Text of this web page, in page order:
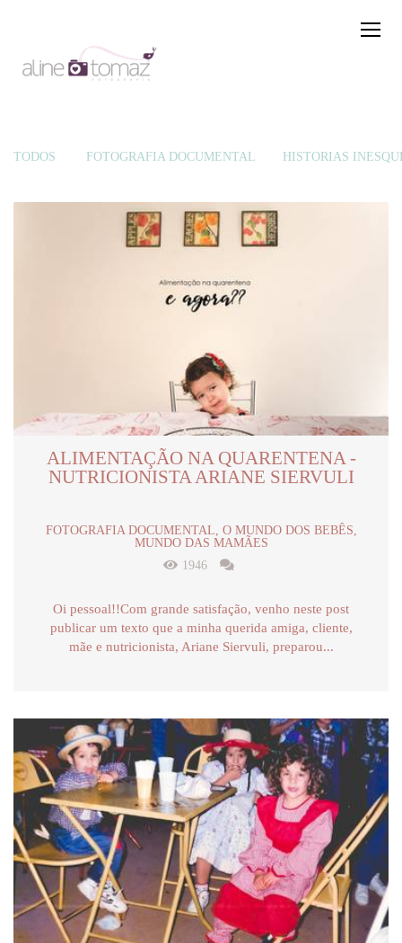
TODOS FOTOGRAFIA DOCUMENTAL HISTÓRIAS
ALIMENTAÇÃO NA QUARENTENA -
NUTRICIONISTA ARIANE SIERVULI
FOTOGRAFIA DOCUMENTAL, O MUNDO DOS BEBÊS,
MUNDO DAS MAMÃES
1946
Oi pessoal!!Com grande satisfação, venho neste post
publicar um texto que a minha querida amiga, cliente,
mãe e nutricionista, Ariane Siervuli, preparou...